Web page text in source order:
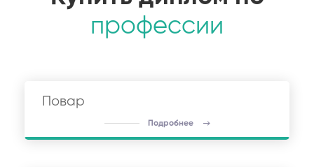
профессии
Повар
Подробнее